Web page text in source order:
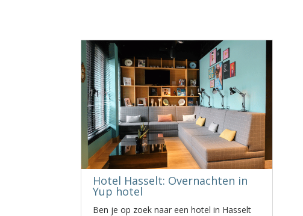
Hotel Hasselt: Overnachten in
Yup hotel
Ben je op zoek naar een hotel in Hasselt